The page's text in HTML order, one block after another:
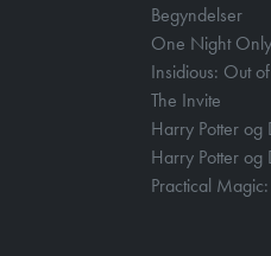
Begyndelser
One Night Only
Insidious: Out
The Invite
Harry Potter og
Harry Potter
Practical